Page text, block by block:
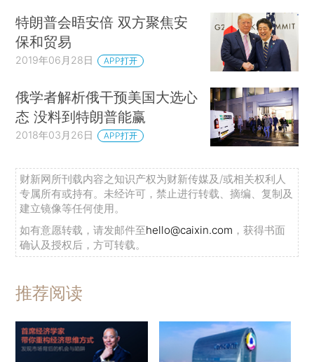
特朗普会晤安倍 双方聚焦安
保和贸易
2019年06月28日 APP打开
俄学者解析俄干预美国大选心
态 没料到特朗普能赢
2018年03月26日 APP打开
财新网所刊载内容之知识产权为财新传媒及/或相关权利人
专属所有或持有。未经许可，禁止进行转载、摘编、复制及
建立镜像等任何使用。
如有意愿转载，请发邮件至hello@caixin.com ，获得书面
确认及授权后，方可转载。
推荐阅读